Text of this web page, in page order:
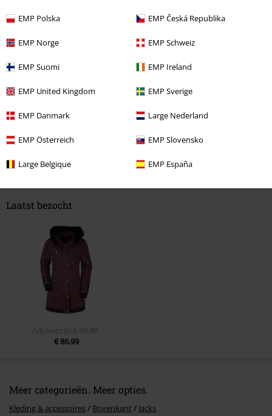
EMP Polska EMP Česká Republika
EMP Norge EMP Schweiz
EMP Suomi EMP Ireland
EMP United Kingdom EMP Sverige
EMP Danmark Large Nederland
EMP Österreich EMP Slovensko
Large Belgique EMP España
Breedte
Te nauw
Perfect
Heeft deze recensie je geholpen?
Commentaar versturen
Laatst bezocht
Adviesprijs
€ 89,99
€ 86,99
Meer categorieën. Meer opties.
Kleding & accessoires Bovenkant Jacks